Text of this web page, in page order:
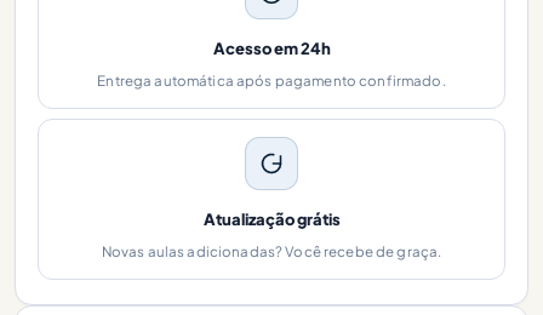
Acesso em 24h
Entrega automática após pagamento confirmado.
Atualização grátis
Novas aulas adicionadas? Você recebe de graça.